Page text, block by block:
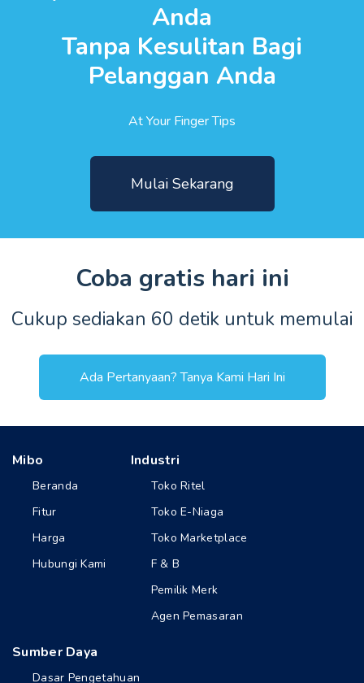
Anda
Tanpa Kesulitan Bagi
Pelanggan Anda
At Your Finger Tips
Mulai Sekarang
Coba gratis hari ini
Cukup sediakan 60 detik untuk memulai
Ada Pertanyaan? Tanya Kami Hari Ini
Mibo
Beranda
Fitur
Harga
Hubungi Kami
Industri
Toko Ritel
Toko E-Niaga
Toko Marketplace
F & B
Pemilik Merk
Agen Pemasaran
Sumber Daya
Dasar Pengetahuan